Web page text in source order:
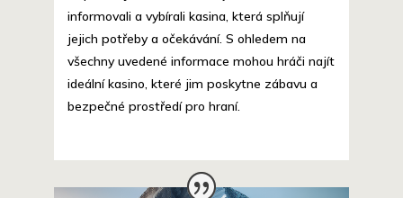
informovali a vybírali kasina, která splňují
jejich potřeby a očekávání. S ohledem na
všechny uvedené informace mohou hráči najít
ideální kasino, které jim poskytne zábavu a
bezpečné prostředí pro hraní.